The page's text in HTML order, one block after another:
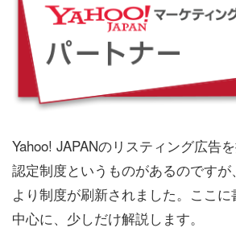
お問い合わせ
Yahoo! JAPANのリスティング広告
認定制度というものがあるのですが
より制度が刷新されました。ここ
中心に、少しだけ解説します。